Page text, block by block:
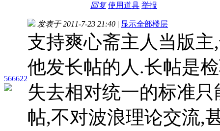
回复 使用道具 举报
566622
发表于 2011-7-23 21:40 | 显示全部楼层
支持爽心斋主人当版主
他发长帖的人.长帖是
失去相对统一的标准
帖,不对波浪理论交流,